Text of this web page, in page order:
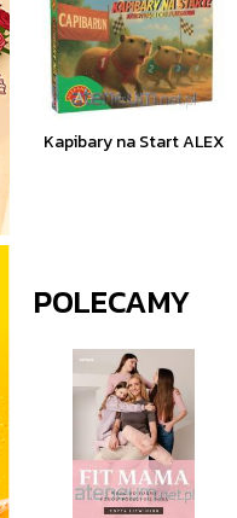
Kapibary na Start ALEX
POLECAMY